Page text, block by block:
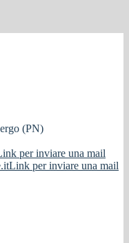
(PN)
per inviare una mail
Link per inviare una mail